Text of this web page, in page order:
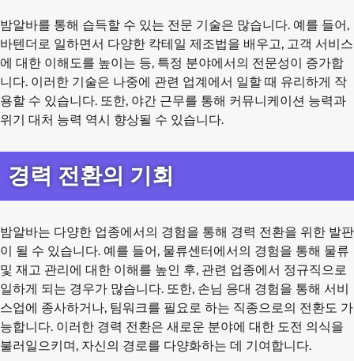
밤알바를 통해 습득할 수 있는 전문 기술은 많습니다. 예를 들어,
바텐더로 일하면서 다양한 칵테일 제조법을 배우고, 고객 서비스
에 대한 이해도를 높이는 등, 특정 분야에서의 전문성이 증가합
니다. 이러한 기술은 나중에 관련 업계에서 일할 때 유리하게 작
용할 수 있습니다. 또한, 야간 근무를 통해 커뮤니케이션 능력과
위기 대처 능력 역시 향상될 수 있습니다.
경력 전환의 기회
밤알바는 다양한 업종에서의 경험을 통해 경력 전환을 위한 발판
이 될 수 있습니다. 예를 들어, 물류센터에서의 경험을 통해 물류
및 재고 관리에 대한 이해를 높인 후, 관련 업종에서 정규직으로
일하게 되는 경우가 많습니다. 또한, 손님 응대 경험을 통해 서비
스업에 종사하거나, 팀워크를 필요로 하는 직종으로의 전환도 가
능합니다. 이러한 경력 전환은 새로운 분야에 대한 도전 의식을
불러일으키며, 자신의 경로를 다양화하는 데 기여합니다.